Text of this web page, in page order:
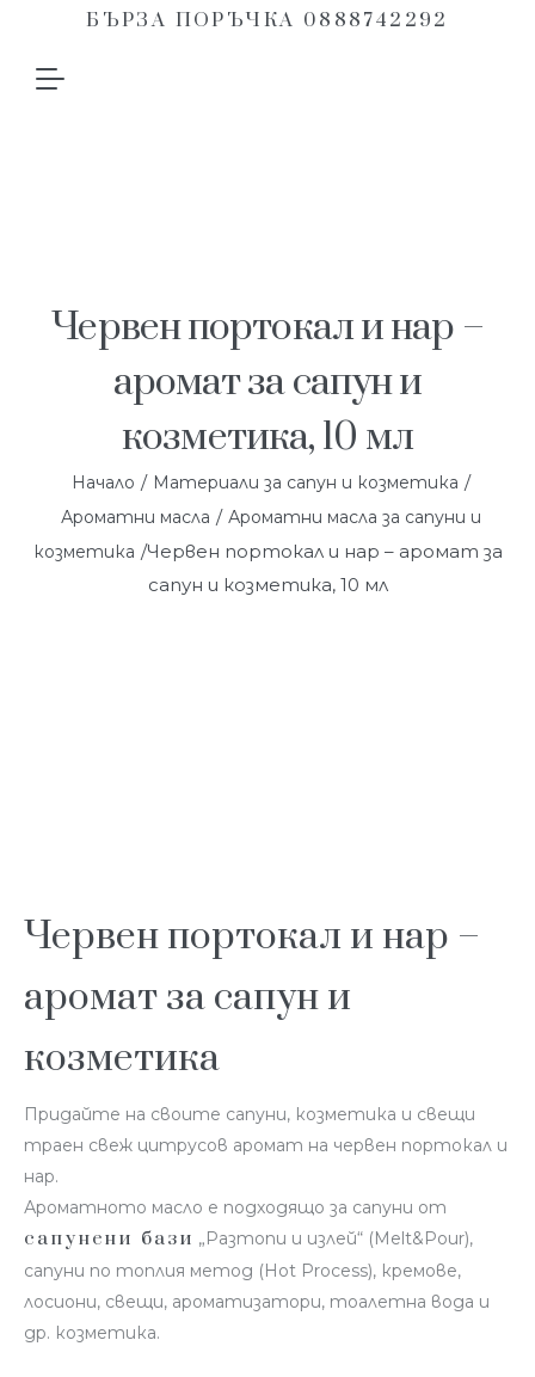
БЪРЗА ПОРЪЧКА 0888742292
Червен портокал и нар –
аромат за сапун и
козметика, 10 мл
Начало / Материали за сапун и козметика /
Ароматни масла / Ароматни масла за сапуни и
козметика /Червен портокал и нар – аромат за
сапун и козметика, 10 мл
Червен портокал и нар –
аромат за сапун и
козметика
Придайте на своите сапуни, козметика и свещи
траен свеж цитрусов аромат на червен портокал и
нар.
Ароматното масло е подходящо за сапуни от
сапунени бази „Разтопи и излей“ (Melt&Pour),
сапуни по топлия метод (Hot Process), кремове,
лосиони, свещи, ароматизатори, тоалетна вода и
др. козметика.